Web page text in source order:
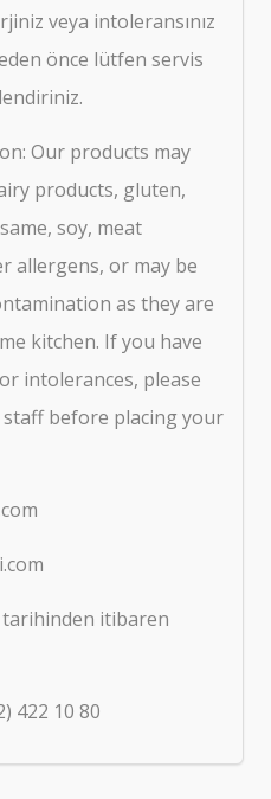
veya intoleransınız
önce lütfen servis
Our products may
products, gluten,
soy, meat
allergens, or may be
as they are
kitchen. If you have
intolerances, please
before placing your
tarihinden itibaren
422 10 80